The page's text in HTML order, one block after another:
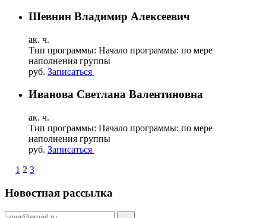
Шевнин Владимир Алексеевич
ак. ч.
Тип программы: Начало программы: по мере
наполнения группы
руб. Записаться
Иванова Светлана Валентиновна
ак. ч.
Тип программы: Начало программы: по мере
наполнения группы
руб. Записаться
1 2 3
Новостная рассылка